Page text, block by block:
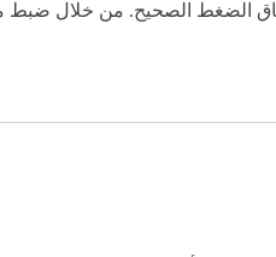
الضغط الصحيح. من خلال ضبط